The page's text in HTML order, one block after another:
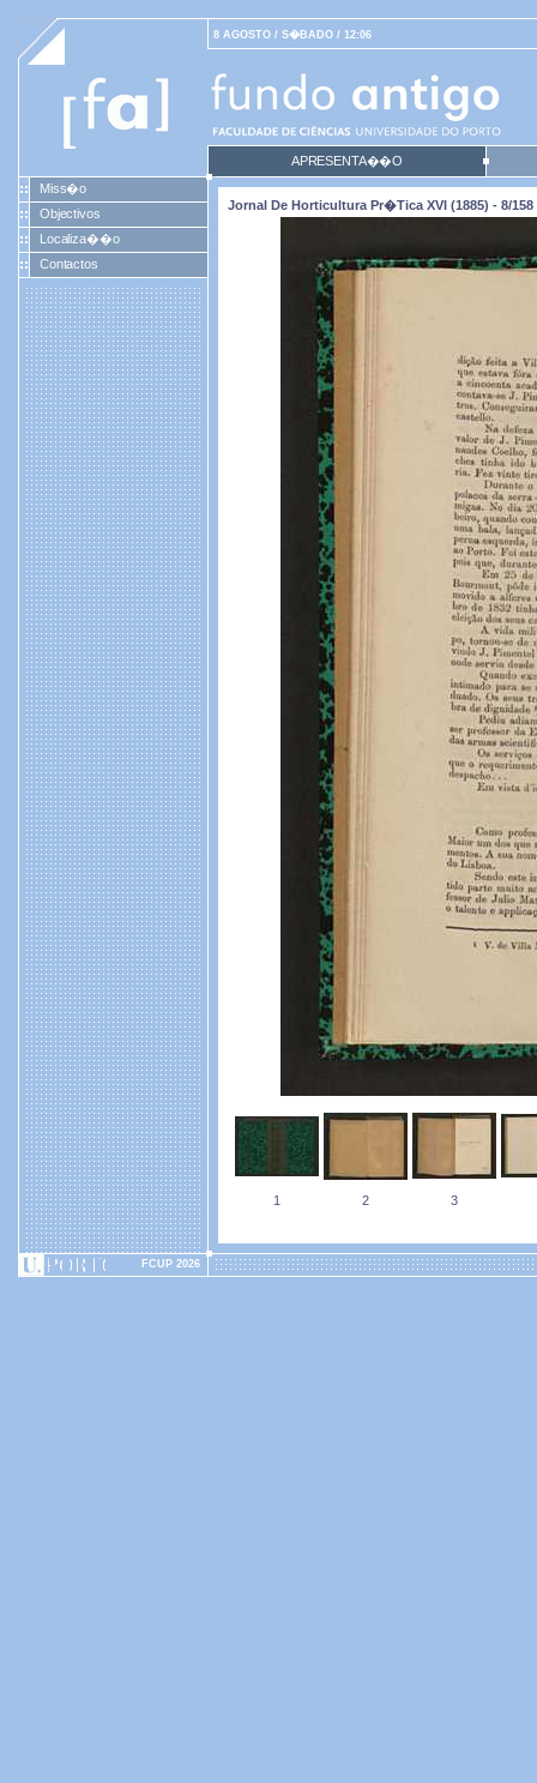
8 AGOSTO / S�BADO / 12:06
APRESENTA��O
Miss�o
Objectivos
Localiza��o
Contactos
Jornal De Horticultura Pr�tica XVI (1885) - 8/158
1 2 3
FCUP 2026